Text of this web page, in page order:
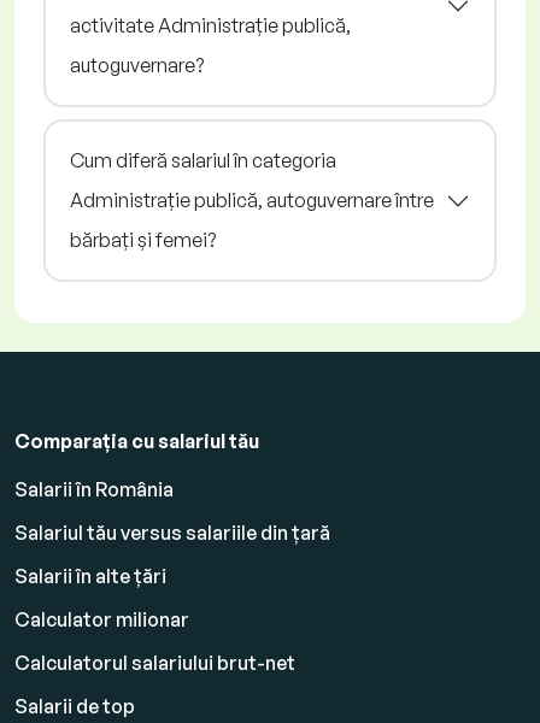
activitate Administrație publică,
autoguvernare?
Cum diferă salariul în categoria
Administrație publică, autoguvernare între
bărbați și femei?
Comparația cu salariul tău
Salarii în România
Salariul tău versus salariile din țară
Salarii în alte țări
Calculator milionar
Calculatorul salariului brut-net
Salarii de top